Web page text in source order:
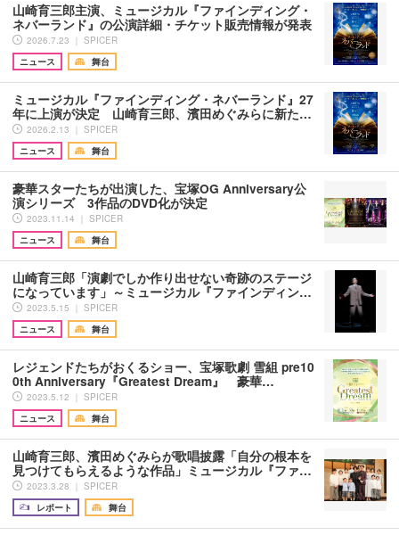
山崎育三郎主演、ミュージカル『ファインディング・
ネバーランド』の公演詳細・チケット販売情報が発表
2026.7.23 ｜ SPICER
ニュース
舞台
ミュージカル『ファインディング・ネバーランド』27
年に上演が決定 山崎育三郎、濱田めぐみらに新た…
2026.2.13 ｜ SPICER
ニュース
舞台
豪華スターたちが出演した、宝塚OG Anniversary公
演シリーズ 3作品のDVD化が決定
2023.11.14 ｜ SPICER
ニュース
舞台
山崎育三郎「演劇でしか作り出せない奇跡のステージ
になっています」～ミュージカル『ファインディン…
2023.5.15 ｜ SPICER
ニュース
舞台
レジェンドたちがおくるショー、宝塚歌劇 雪組 pre10
0th Anniversary『Greatest Dream』 豪華…
2023.5.12 ｜ SPICER
ニュース
舞台
山崎育三郎、濱田めぐみらが歌唱披露「自分の根本を
見つけてもらえるような作品」ミュージカル『ファ…
2023.3.28 ｜ SPICER
レポート
舞台